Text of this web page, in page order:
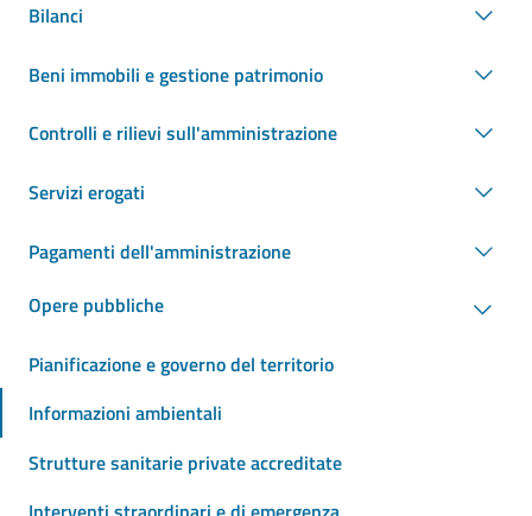
Bilanci
Beni immobili e gestione patrimonio
Controlli e rilievi sull'amministrazione
Servizi erogati
Pagamenti dell'amministrazione
Opere pubbliche
Pianificazione e governo del territorio
Informazioni ambientali
Strutture sanitarie private accreditate